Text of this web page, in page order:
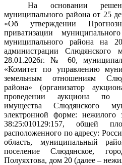
На основании
муниципального района от 25
«Об утверждении
приватизации
муниципального района на
администрации Слюдянского
28.01.2026г. № 60,
«Комитет по управлению
земельным отношениям
района» (организатор
проведении аукциона по
имущества Слюдянского
электронной форме: нежилого
38:25:010129:157, общей
расположенного по адресу:
область, муниципальный
поселение Слюдянское,
Полуяхтова, дом 20 (далее –